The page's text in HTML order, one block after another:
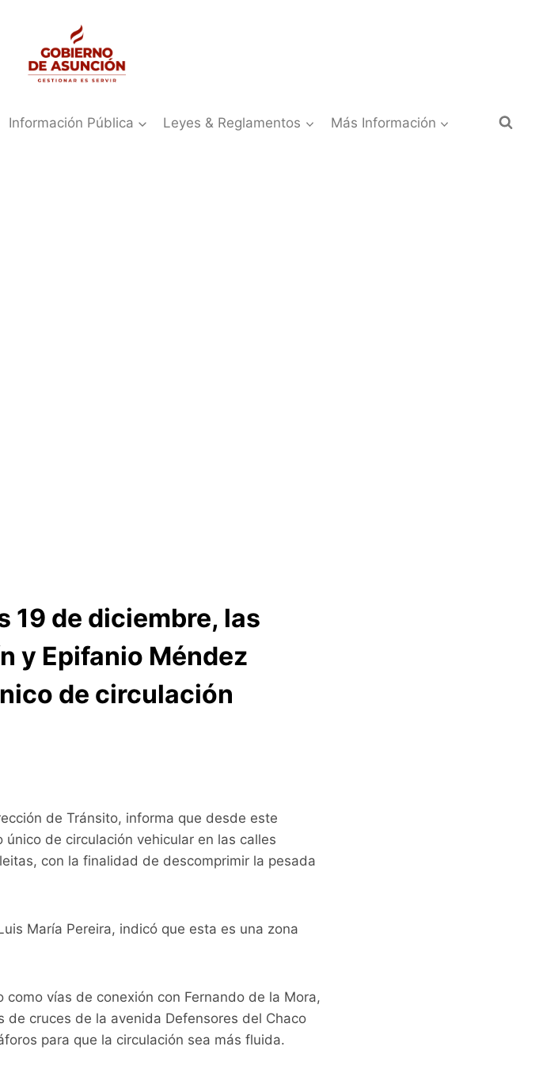
Información Pública Leyes & Reglamentos Más Información
19 de diciembre, las
y Epifanio Méndez
de circulación
de Tránsito, informa que desde este
de circulación vehicular en las calles
con la finalidad de descomprimir la pesada
María Pereira, indicó que esta es una zona
vías de conexión con Fernando de la Mora,
de cruces de la avenida Defensores del Chaco
para que la circulación sea más fluida.